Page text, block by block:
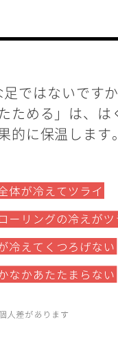
足ではないです
ためる」は、は
的に保温します。